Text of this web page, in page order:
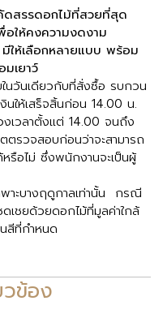
ดสรรดอกไม้ที่สวยที่สุด
อให้คงความงดงาม
ให้เลือกหลายแบบ พร้อม
เยาว์
นวันเดียวกับที่สั่งซื้อ รบกวน
นให้เสร็จสิ้นก่อน 14.00 น.
งเวลาตั้งแต่ 14.00 จนถึง
รวจสอบก่อนว่าจะสามารถ
รือไม่ ซึ่งพนักงานจะเป็นผู้
พาะบางฤดูกาลเท่านั้น กรณี
เชยด้วยดอกไม้ที่มูลค่าใกล้
สีที่กำหนด
ข้อง